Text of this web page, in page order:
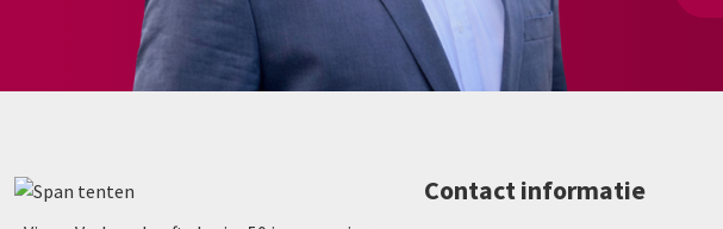
Contact informatie